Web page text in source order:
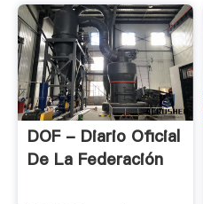
DOF - Diario Oficial
De La Federación